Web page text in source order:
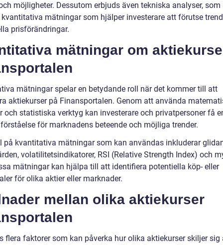
möjligheter. Dessutom erbjuds även tekniska analyser, som
mätningar som hjälper investerare att förutse
prisförändringar.
mätningar om
mätningar spelar en betydande roll när det kommer till att
aktiekurser på Finansportalen. Genom att använda
och statistiska verktyg kan investerare och privatpersoner få
för marknadens beteende och möjliga trender.
på kvantitativa mätningar som kan användas inkluderar
volatilitetsindikatorer, RSI (Relative Strength Index) och
mätningar kan hjälpa till att identifiera potentiella köp- eller
för olika aktier eller marknader.
mellan olika aktiekurser
flera faktorer som kan påverka hur olika aktiekurser skiljer sig